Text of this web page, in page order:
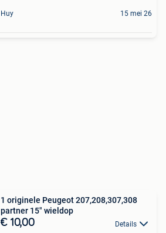
Huy 15 mei 26
1 originele Peugeot 207,208,307,308
partner 15" wieldop
€ 10,00 Details